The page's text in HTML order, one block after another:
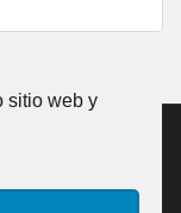
sitio web y